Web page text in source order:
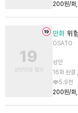
200원/화
만화 위
OSATO
성인
16화 완
5.9천
200원/화